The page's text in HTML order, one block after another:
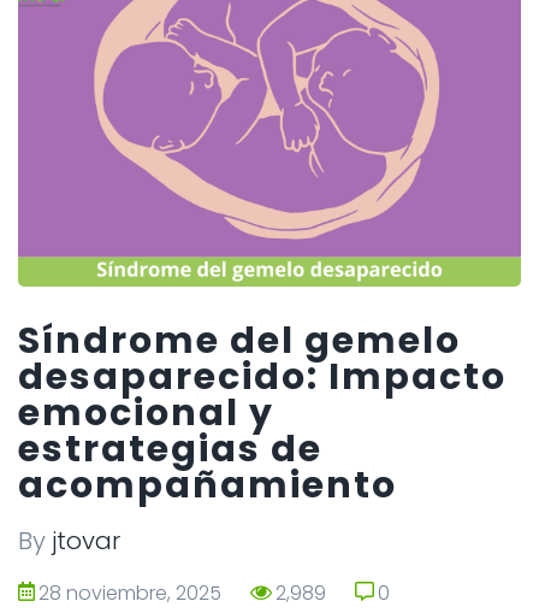
Síndrome del gemelo
desaparecido: Impacto
emocional y
estrategias de
acompañamiento
By jtovar
28 noviembre, 2025 2,989
0